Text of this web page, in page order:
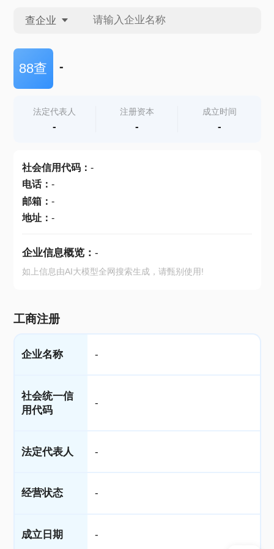
查企业
查企业
查产地
88查 -
法定代表人
-
注册资本
-
成立时间
-
社会信用代码： -
电话： -
邮箱： -
地址： -
企业信息概览： -
如上信息由AI大模型全网搜索生成，请甄别使用!
工商注册
企业名称 -
社会统一信
用代码
-
法定代表人 -
经营状态 -
成立日期 -